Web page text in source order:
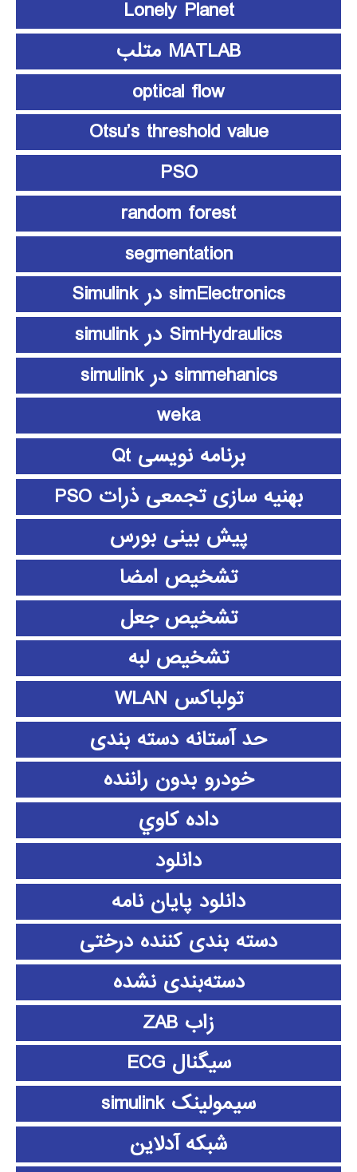
Lonely Planet
MATLAB متلب
optical flow
Otsu’s threshold value
PSO
random forest
segmentation
simElectronics در Simulink
SimHydraulics در simulink
simmehanics در simulink
weka
برنامه نویسی Qt
بهنیه سازی تجمعی ذرات PSO
پیش بینی بورس
تشخیص امضا
تشخیص جعل
تشخیص لبه
تولباکس WLAN
حد آستانه دسته بندی
خودرو بدون راننده
داده كاوي
دانلود
دانلود پايان نامه
دسته بندی کننده درختی
دسته‌بندی نشده
زاب ZAB
سیگنال ECG
سیمولینک simulink
شبکه آدلاین